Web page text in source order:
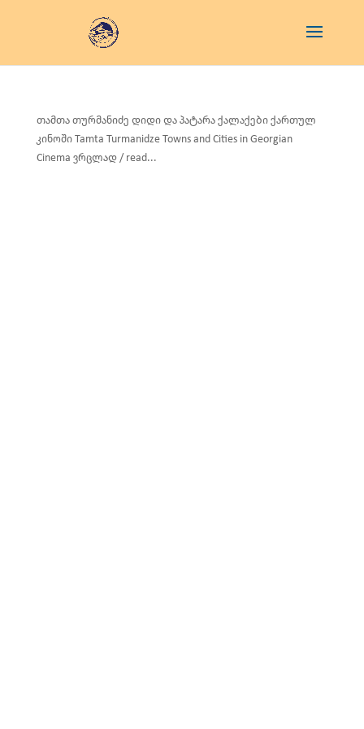
თამთა თურმანიძე დიდი და პატარა ქალაქები ქართულ
კინოში Tamta Turmanidze Towns and Cities in Georgian
Cinema ვრცლად / read...